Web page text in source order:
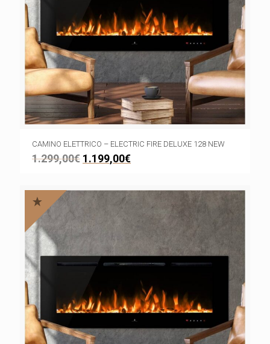
CAMINO ELETTRICO – ELECTRIC FIRE DELUXE 128 NEW
1.299,00€ 1.199,00€